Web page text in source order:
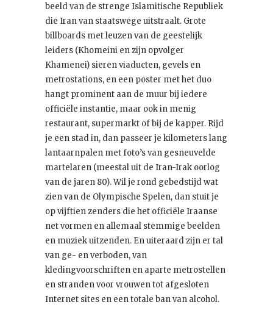
beeld van de strenge Islamitische Republiek
die Iran van staatswege uitstraalt. Grote
billboards met leuzen van de geestelijk
leiders (Khomeini en zijn opvolger
Khamenei) sieren viaducten, gevels en
metrostations, en een poster met het duo
hangt prominent aan de muur bij iedere
officiële instantie, maar ook in menig
restaurant, supermarkt of bij de kapper. Rijd
je een stad in, dan passeer je kilometers lang
lantaarnpalen met foto’s van gesneuvelde
martelaren (meestal uit de Iran-Irak oorlog
van de jaren 80). Wil je rond gebedstijd wat
zien van de Olympische Spelen, dan stuit je
op vijftien zenders die het officiële Iraanse
net vormen en allemaal stemmige beelden
en muziek uitzenden. En uiteraard zijn er tal
van ge- en verboden, van
kledingvoorschriften en aparte metrostellen
en stranden voor vrouwen tot afgesloten
Internet sites en een totale ban van alcohol.